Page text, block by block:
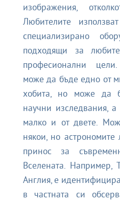
изображения,
Любителите
специализирано
подходящи за
професионални цели.
може да бъде едно от
хобита, но може да
научни изследвания,
малко и от двете.
някои, но
принос за
Вселената. Например,
Англия, е
в частната си